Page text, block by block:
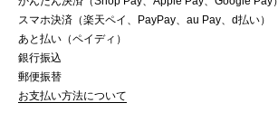
スマホ決済（楽天ペイ、PayPay、au Pay、d払い）
あと払い（ペイディ）
銀行振込
郵便振替
お支払い方法について